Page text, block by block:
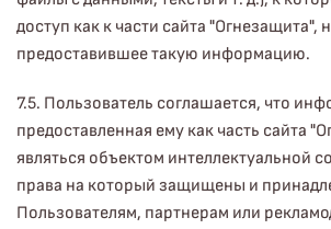
доступ как к части сайта "Огнезащита",
предоставившее такую информацию.
7.5. Пользователь соглашается, что
предоставленная ему как часть сайта
являться объектом интеллектуальной
права на который защищены и
Пользователям, партнерам или